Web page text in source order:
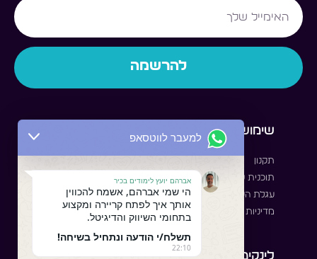
Email
להרשמה
שימושי
תקנון
תוכנית שותפים
עגלת הקניות שלי
מדיניות שימוש
קבוצת סטודנטים
תוכנית סטאז'
לינקים לתוכנות עקבו אחרינו
למעבר לווטסאפ
אברהם יועץ לימודים בכיר
הי שמי אברהם, אשמח להכווין
אותך איך לפתח קריירה ומקצוע
בתחומי השיווק והדיגיטל.
תשלח/י הודעה ונתחיל בשיחה!
22:10